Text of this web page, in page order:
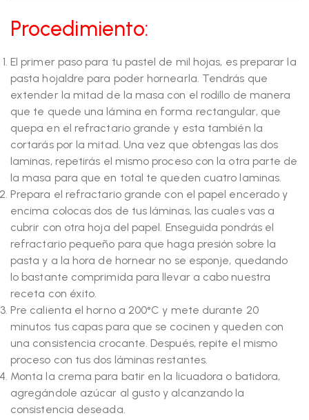
Procedimiento:
El primer paso para tu pastel de mil hojas, es preparar la
pasta hojaldre para poder hornearla. Tendrás que
extender la mitad de la masa con el rodillo de manera
que te quede una lámina en forma rectangular, que
quepa en el refractario grande y esta también la
cortarás por la mitad. Una vez que obtengas las dos
laminas, repetirás el mismo proceso con la otra parte de
la masa para que en total te queden cuatro laminas.
Prepara el refractario grande con el papel encerado y
encima colocas dos de tus láminas, las cuales vas a
cubrir con otra hoja del papel. Enseguida pondrás el
refractario pequeño para que haga presión sobre la
pasta y a la hora de hornear no se esponje, quedando
lo bastante comprimida para llevar a cabo nuestra
receta con éxito.
Pre calienta el horno a 200°C y mete durante 20
minutos tus capas para que se cocinen y queden con
una consistencia crocante. Después, repite el mismo
proceso con tus dos láminas restantes.
Monta la crema para batir en la licuadora o batidora,
agregándole azúcar al gusto y alcanzando la
consistencia deseada.